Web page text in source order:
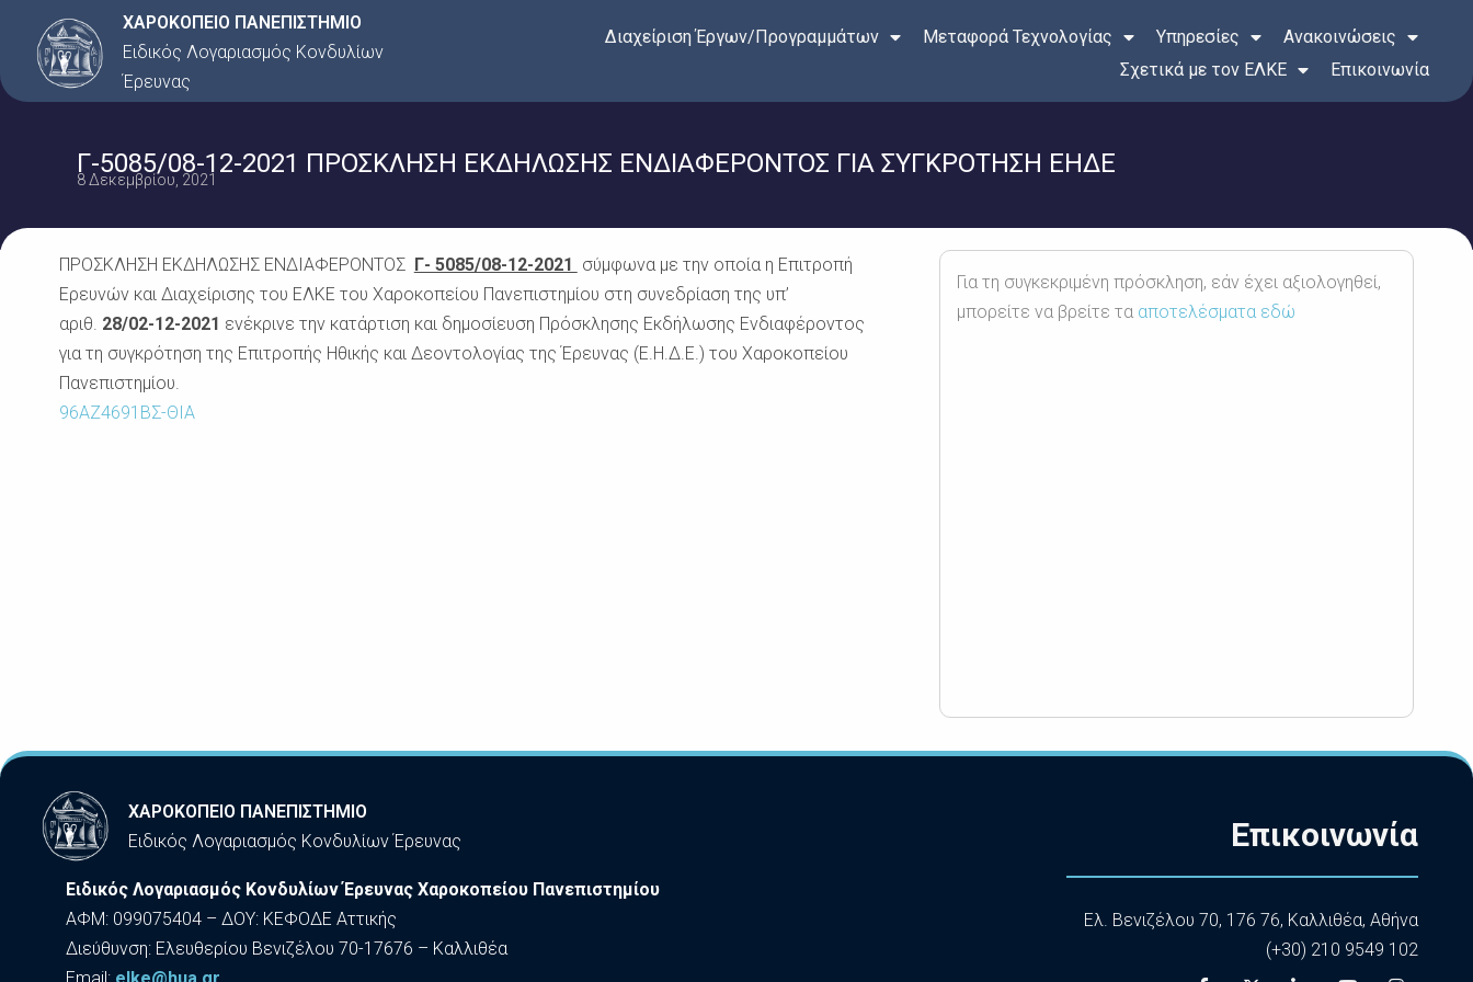
Μετάβαση
περιεχόμενο
ΧΑΡΟΚΟΠΕΙΟ ΠΑΝΕΠΙΣΤΗΜΙΟ
Ειδικός Λογαριασμός Κονδυλίων
Έρευνας
Διαχείριση Έργων/Προγραμμάτων Μεταφορά Τεχνολογίας Υπηρεσίες
Ανακοινώσεις
Σχετικά με τον ΕΛΚΕ
Επικοινωνία
Γ-5085/08-12-2021 ΠΡΟΣΚΛΗΣΗ ΕΚΔΗΛΩΣΗΣ ΕΝΔΙΑΦΕΡΟΝΤΟΣ ΓΙΑ ΣΥΓΚΡΟΤΗΣΗ ΕΗΔΕ
8 Δεκεμβρίου, 2021
ΠΡΟΣΚΛΗΣΗ ΕΚΔΗΛΩΣΗΣ ΕΝΔΙΑΦΕΡΟΝΤΟΣ Γ- 5085/08-12-2021
σύμφωνα με την οποία η Επιτροπή
Ερευνών και Διαχείρισης του ΕΛΚΕ του Χαροκοπείου Πανεπιστημίου στη συνεδρίαση της υπ’
αριθ. 28/02-12-2021 ενέκρινε την κατάρτιση και δημοσίευση Πρόσκλησης Εκδήλωσης Ενδιαφέροντος
για τη συγκρότηση της Επιτροπής Ηθικής και Δεοντολογίας της Έρευνας (Ε.Η.Δ.Ε.) του Χαροκοπείου
Πανεπιστημίου.
96ΑΖ4691ΒΣ-ΘΙΑ
Για τη συγκεκριμένη πρόσκληση, εάν έχει αξιολογηθεί,
μπορείτε να βρείτε τα αποτελέσματα εδώ
ΧΑΡΟΚΟΠΕΙΟ ΠΑΝΕΠΙΣΤΗΜΙΟ
Ειδικός Λογαριασμός Κονδυλίων Έρευνας
Ειδικός Λογαριασμός Κονδυλίων Έρευνας Χαροκοπείου Πανεπιστημίου
ΑΦΜ: 099075404 – ΔΟΥ: ΚΕΦΟΔΕ Αττικής
Διεύθυνση: Ελευθερίου Βενιζέλου 70-17676 – Καλλιθέα
Επικοινωνία
Ελ. Βενιζέλου 70, 176 76, Καλλιθέα, Αθήνα
(+30) 210 9549 102